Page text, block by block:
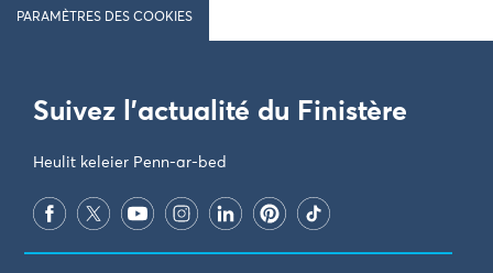
PARAMÈTRES DES COOKIES
Suivez l'actualité du Finistère
Heulit keleier Penn-ar-bed